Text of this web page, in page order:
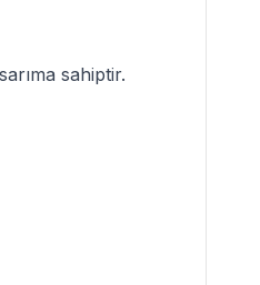
sahiptir.